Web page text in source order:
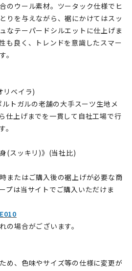
のウール素材。ツータック仕様でヒ
りを与えながら、裾にかけてはスッ
なテーパードシルエットに仕上げま
も良く、トレンドを意識したスマー
。
ベイラ)
トガルの老舗の大手スーツ生地メ
仕上げまでを一貫して自社工場で行
(スッキリ)》(当社比)
またはご購入後の裾上げが必要な商
プは当サイトでご購入いただけま
場合がございます。
め、色味やサイズ等の仕様に変更が